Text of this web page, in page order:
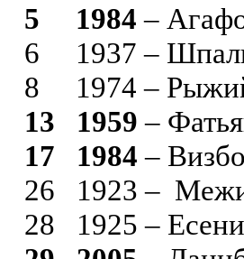
5 1984 –
6 1937 –
8 1974 –
13 1959 –
17 1984 –
26 1923 –
28 1925 –